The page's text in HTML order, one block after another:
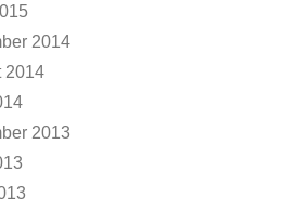
2014
2014
2013